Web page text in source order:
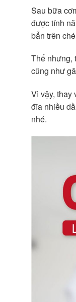
Sau bữa
được tính
bẩn trên
Thế nhưng,
cũng như
Vì vậy, thay
đĩa nhiều
nhé.